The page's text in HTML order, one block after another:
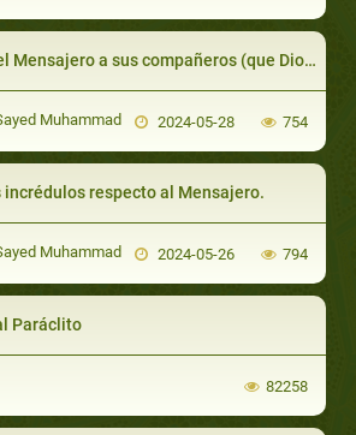
a sus compañeros (que Dios esté complacido con ellos).
Muhammad 2024-05-28 754
incrédulos respecto al Mensajero.
Muhammad 2024-05-26 794
Paráclito
82258